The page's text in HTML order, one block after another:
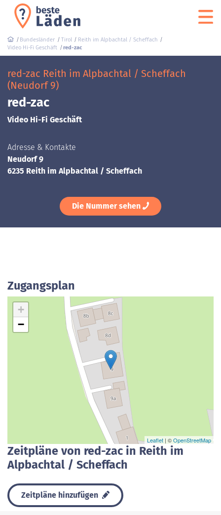
Bundesländer Tirol
Reith im Alpbachtal / Scheffach
Video Hi-Fi Geschäft
red-zac
red-zac Reith im Alpbachtal / Scheffach
(Neudorf 9)
red-zac
Video Hi-Fi Geschäft
Adresse & Kontakte
Neudorf 9
6235 Reith im Alpbachtal / Scheffach
Die Nummer sehen
Zugangsplan
+
−
Leaflet | ©OpenStreetMap
Zeitpläne von red-zac in Reith im
Alpbachtal / Scheffach
Zeitpläne hinzufügen